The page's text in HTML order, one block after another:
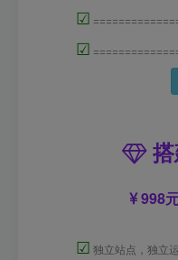
☑
☑
搭
998
☑ 独立站点，独立